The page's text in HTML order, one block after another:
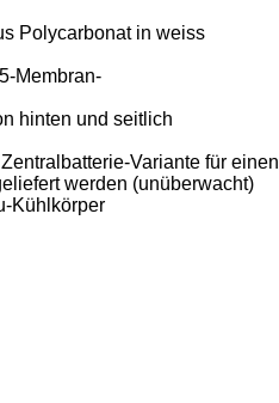
Polycarbonat in weiss
Membran-
hinten und seitlich
Variante für einen
werden (unüberwacht)
Kühlkörper